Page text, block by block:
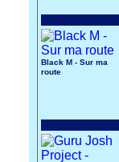
Black M - Sur ma
route